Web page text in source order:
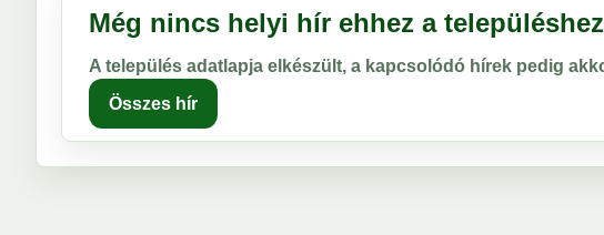
Még nincs helyi hír ehhez a településhez
A település adatlapja elkészült, a kapcsolódó hírek pedig
Összes hír